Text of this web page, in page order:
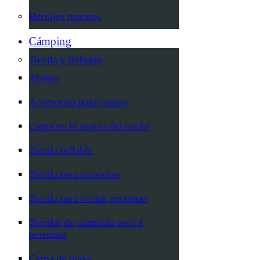
Herrajes marinos
Cámping
Tienda y Refugio
Abrigo
Accesorios para carpas
Carpa en la azotea del coche
Tienda inflable
Tienda para mascotas
Tienda para varias personas
Tiendas de campaña para 4
personas